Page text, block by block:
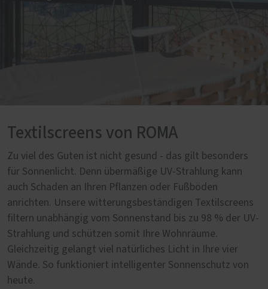
Textilscreens von ROMA
Zu viel des Guten ist nicht gesund - das gilt besonders
für Sonnenlicht. Denn übermäßige UV-Strahlung kann
auch Schaden an Ihren Pflanzen oder Fußböden
anrichten. Unsere witterungsbeständigen Textilscreens
filtern unabhängig vom Sonnenstand bis zu 98 % der UV-
Strahlung und schützen somit Ihre Wohnräume.
Gleichzeitig gelangt viel natürliches Licht in Ihre vier
Wände. So funktioniert intelligenter Sonnenschutz von
heute.